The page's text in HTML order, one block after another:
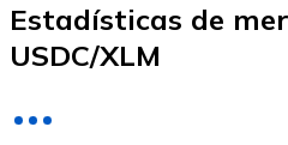
Estadísticas de
USDC/XLM